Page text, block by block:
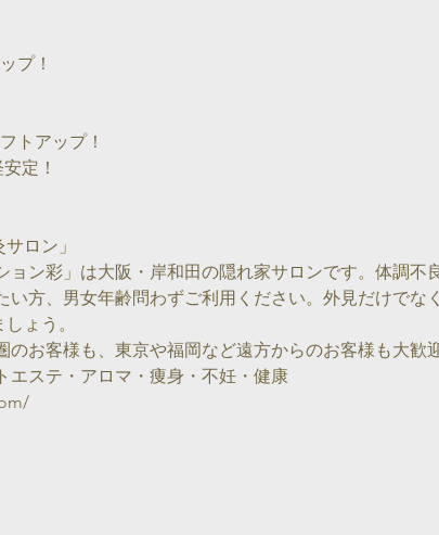
プ！
トアップ！
定！
ロン」
方、男女年齢問わずご利用ください。外見だけでなく
ょう。
エステ・アロマ・痩身・不妊・健康